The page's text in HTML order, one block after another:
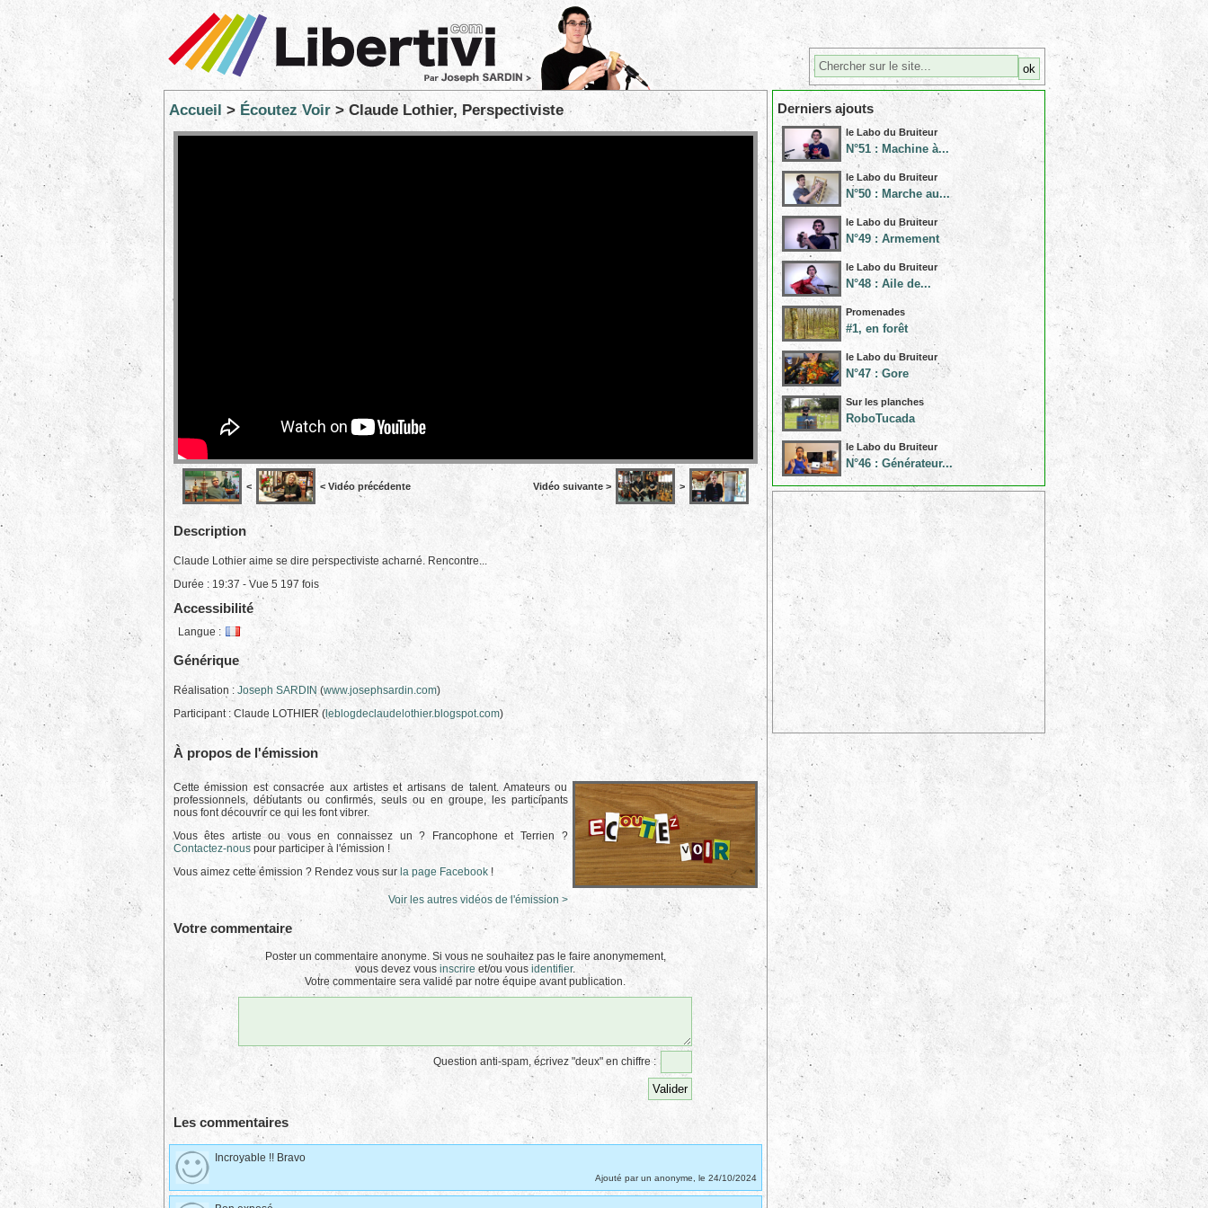
Accueil > Écoutez Voir> Claude Lothier, Perspectiviste
< < Vidéo précédente Vidéo suivante > >
Description
Claude Lothier aime se dire perspectiviste acharné. Rencontre...
Durée : 19:37 - Vue 5 197 fois
Accessibilité
Langue :
Générique
Réalisation : Joseph SARDIN (www.josephsardin.com)
Participant : Claude LOTHIER (leblogdeclaudelothier.blogspot.com)
À propos de l'émission
Cette émission est consacrée aux artistes et artisans de talent. Amateurs ou
professionnels, débutants ou confirmés, seuls ou en groupe, les participants
nous font découvrir ce qui les font vibrer.
Vous êtes artiste ou vous en connaissez un ? Francophone et Terrien ?
Contactez-nouspour participer à l'émission !
Vous aimez cette émission ? Rendez vous sur la page Facebook!
Voir les autres vidéos de l'émission >
Votre commentaire
Poster un commentaire anonyme. Si vous ne souhaitez pas le faire anonymement,
vous devez vous inscrire et/ou vous identifier.
Votre commentaire sera validé par notre équipe avant publication.
Question anti-spam, écrivez "deux" en chiffre :
Les commentaires
Incroyable !! Bravo
Ajouté par un anonyme, le 24/10/2024
Derniers ajouts
le Labo du Bruiteur
N°51 : Machine à...
le Labo du Bruiteur
N°50 : Marche au...
le Labo du Bruiteur
N°49 : Armement
le Labo du Bruiteur
N°48 : Aile de...
Promenades
#1, en forêt
le Labo du Bruiteur
N°47 : Gore
Sur les planches
RoboTucada
le Labo du Bruiteur
N°46 : Générateur...